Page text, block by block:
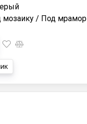
мозаику / Под мрамор